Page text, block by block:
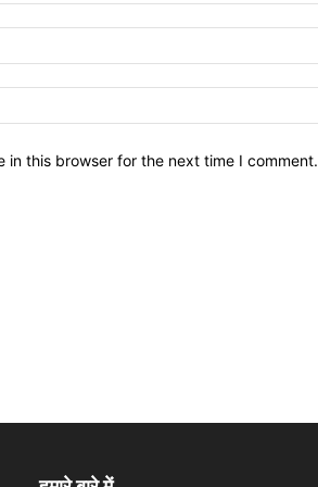
in this browser for the next time I comment.